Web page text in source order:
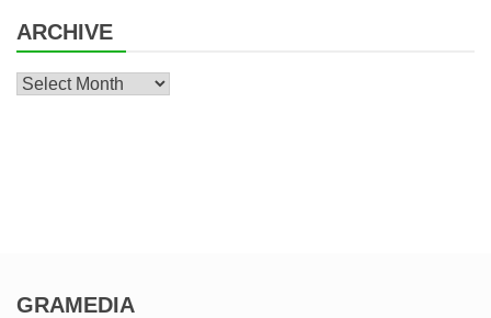
ARCHIVE
Archive
GRAMEDIA